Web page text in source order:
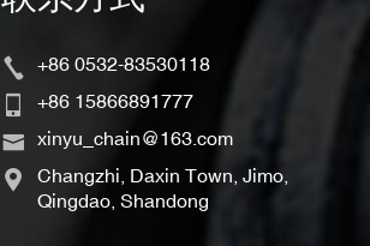
+86 0532-83530118
+86 15866891777
xinyu_chain@163.com
Changzhi, Daxin Town, Jimo,
Qingdao, Shandong